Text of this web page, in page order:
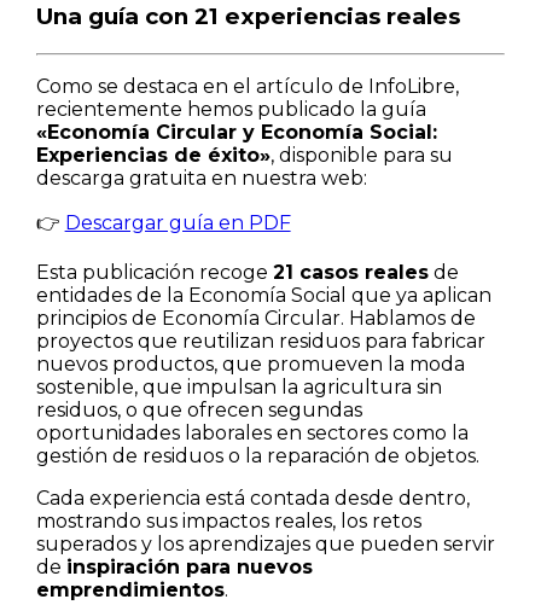
Una guía con 21 experiencias reales
Como se destaca en el artículo de InfoLibre,
recientemente hemos publicado la guía
«Economía Circular y Economía Social:
Experiencias de éxito», disponible para su
descarga gratuita en nuestra web:
👉 Descargar guía en PDF
Esta publicación recoge 21 casos realesde
entidades de la Economía Social que ya aplican
principios de Economía Circular. Hablamos de
proyectos que reutilizan residuos para fabricar
nuevos productos, que promueven la moda
sostenible, que impulsan la agricultura sin
residuos, o que ofrecen segundas
oportunidades laborales en sectores como la
gestión de residuos o la reparación de objetos.
Cada experiencia está contada desde dentro,
mostrando sus impactos reales, los retos
superados y los aprendizajes que pueden servir
de inspiración para nuevos
emprendimientos.